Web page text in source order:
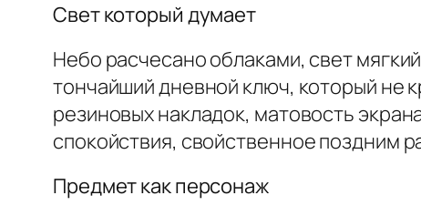
Свет который думает
Небо расчесано облаками, свет
тончайший дневной ключ, который не
резиновых накладок, матовость
спокойствия, свойственное поздним
Предмет как персонаж